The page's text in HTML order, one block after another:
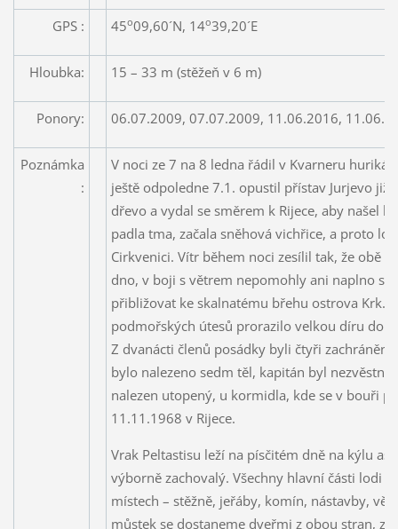
GPS : 45o09,60´N, 14o39,20´E
Hloubka: 15 – 33 m (stěžeň v 6 m)
Ponory: 06.07.2009, 07.07.2009, 11.06.2016,
Poznámka
:
V noci ze 7 na 8 ledna řádil v Kvarneru
ještě odpoledne 7.1. opustil přístav Jurjevo
dřevo a vydal se směrem k Rijece, aby našel
padla tma, začala sněhová vichřice, a proto
Cirkvenici. Vítr během noci zesílil tak, že obě
dno, v boji s větrem nepomohly ani naplno
přibližovat ke skalnatému břehu ostrova Krk.
podmořských útesů prorazilo velkou díru do
Z dvanácti členů posádky byli čtyři
bylo nalezeno sedm těl, kapitán byl
nalezen utopený, u kormidla, kde se v bouři
11.11.1968 v Rijece.
Vrak Peltastisu leží na písčitém dně na kýlu
výborně zachovalý. Všechny hlavní části lodi
místech – stěžně, jeřáby, komín, nástavby,
můstek se dostaneme dveřmi z obou stran,